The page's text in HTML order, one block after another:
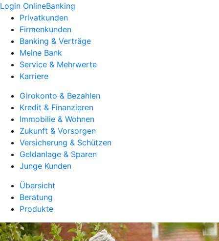
Login OnlineBanking
Privatkunden
Firmenkunden
Banking & Verträge
Meine Bank
Service & Mehrwerte
Karriere
Girokonto & Bezahlen
Kredit & Finanzieren
Immobilie & Wohnen
Zukunft & Vorsorgen
Versicherung & Schützen
Geldanlage & Sparen
Junge Kunden
Übersicht
Beratung
Produkte